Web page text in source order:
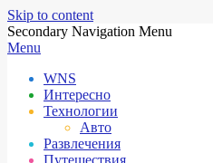
Skip to content
Secondary Navigation Menu
Menu
WNS
Интересно
Технологии
Авто
Развлечения
Путешествия